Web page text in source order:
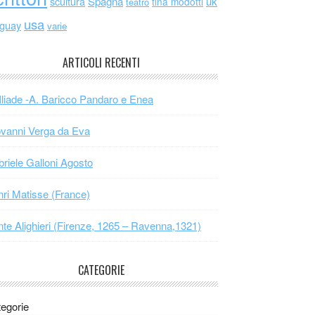
usa varie
ARTICOLI RECENTI
-A. Baricco Pandaro e Enea
Verga da Eva
Galloni Agosto
Matisse (France)
Alighieri (Firenze, 1265 – Ravenna,1321)
CATEGORIE